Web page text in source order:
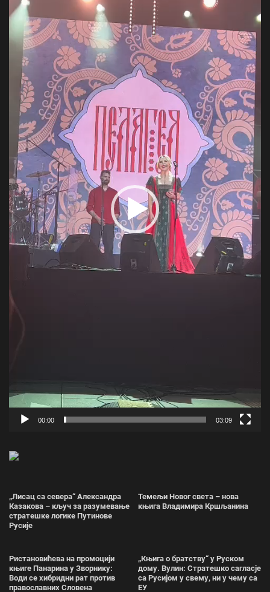
Player
00:00 03:09
„Лисац са севера“ Александра
Казакова – кључ за разумевање
стратешке логике Путинове
Русије
Темељи Новог света – нова
књига Владимира Кршљанина
Ристановићева на промоцији
књиге Панарина у Зворнику:
Води се хибридни рат против
православних Словена
„Књига о братству“ у Руском
дому. Вулин: Стратешко сагласје
са Русијом у свему, ни у чему са
ЕУ